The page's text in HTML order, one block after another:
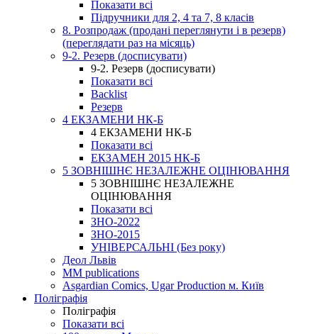
Показати всі
Підручники для 2, 4 та 7, 8 класів
8. Розпродаж (продані переглянути і в резерв)
(переглядати раз на місяць)
9-2. Резерв (досписувати)
9-2. Резерв (досписувати)
Показати всі
Backlist
Резерв
4 ЕКЗАМЕНИ НК-Б
4 ЕКЗАМЕНИ НК-Б
Показати всі
ЕКЗАМЕН 2015 НК-Б
5 ЗОВНІШНЄ НЕЗАЛЕЖНЕ ОЦІНЮВАННЯ
5 ЗОВНІШНЄ НЕЗАЛЕЖНЕ
ОЦІНЮВАННЯ
Показати всі
ЗНО-2022
ЗНО-2015
УНІВЕРСАЛЬНІ (Без року)
Деол Львів
MM publications
Asgardian Comics, Ugar Production м. Київ
Поліграфія
Поліграфія
Показати всі